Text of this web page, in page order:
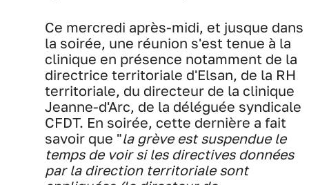
Ce mercredi après-midi, et jusque dans
la soirée, une réunion s'est tenue à la
clinique en présence notamment de la
directrice territoriale d'Elsan, de la RH
territoriale, du directeur de la clinique
Jeanne-d'Arc, de la déléguée syndicale
CFDT. En soirée, cette dernière a fait
savoir que "la grève est suspendue le
temps de voir si les directives données
par la direction territoriale sont